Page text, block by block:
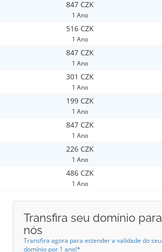
847 CZK
1 Ano
516 CZK
1 Ano
847 CZK
1 Ano
301 CZK
1 Ano
199 CZK
1 Ano
847 CZK
1 Ano
226 CZK
1 Ano
486 CZK
1 Ano
Transfira seu domínio para
nós
Transfira agora para estender a validade do seu
domínio por 1 ano!*